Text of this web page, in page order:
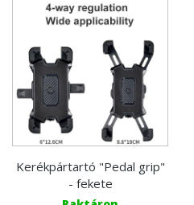
Kerékpártartó "Pedal grip"
- fekete